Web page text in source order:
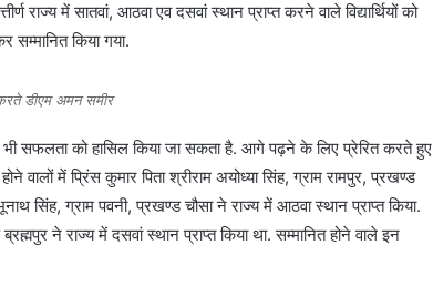
राज्य में सातवां, आठवा एव दसवां स्थान प्राप्त करने वाले विद्यार्थियों को
सम्मानित किया गया.
डीएम अमन समीर
सफलता को हासिल किया जा सकता है. आगे पढ़ने के लिए प्रेरित करते हुए
वालों में प्रिंस कुमार पिता श्रीराम अयोध्या सिंह, ग्राम रामपुर, प्रखण्ड
सिंह, ग्राम पवनी, प्रखण्ड चौसा ने राज्य में आठवा स्थान प्राप्त किया.
ने राज्य में दसवां स्थान प्राप्त किया था. सम्मानित होने वाले इन